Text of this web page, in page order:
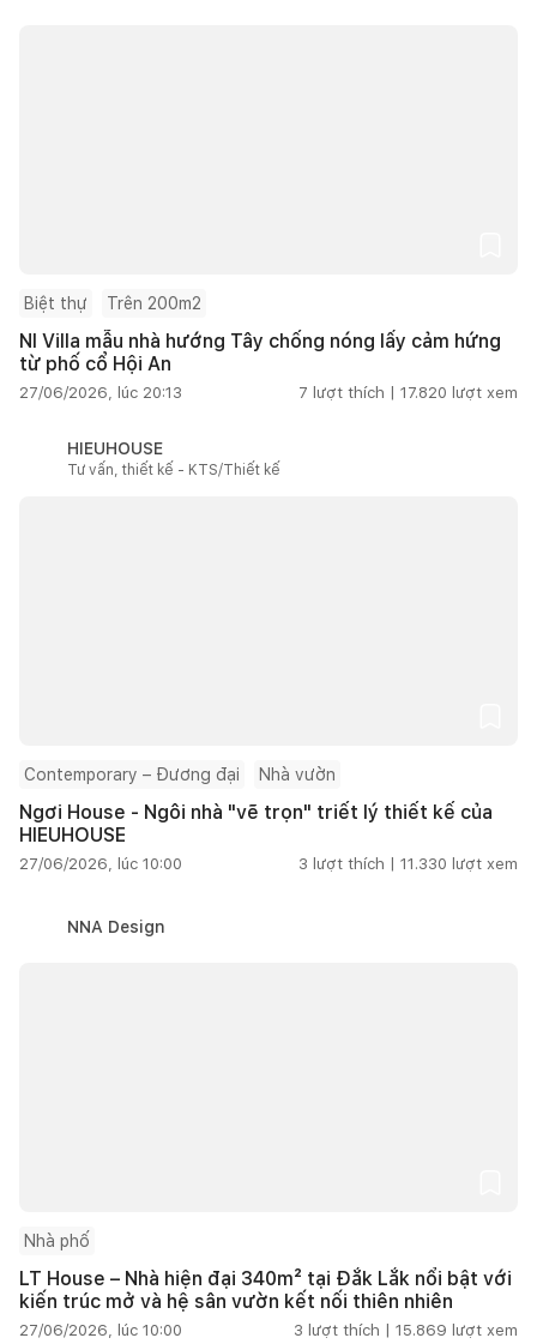
Biệt thự Trên 200m2
NI Villa mẫu nhà hướng Tây chống nóng lấy cảm hứng
từ phố cổ Hội An
27/06/2026, lúc 20:13 7 lượt thích | 17.820 lượt xem
HIEUHOUSE
Tư vấn, thiết kế - KTS/Thiết kế
Contemporary – Đương đại Nhà vườn
Ngơi House - Ngôi nhà "vẽ trọn" triết lý thiết kế của
HIEUHOUSE
27/06/2026, lúc 10:00 3 lượt thích | 11.330 lượt xem
NNA Design
Nhà phố
LT House – Nhà hiện đại 340m² tại Đắk Lắk nổi bật với
kiến trúc mở và hệ sân vườn kết nối thiên nhiên
27/06/2026, lúc 10:00 3 lượt thích | 15.869 lượt xem